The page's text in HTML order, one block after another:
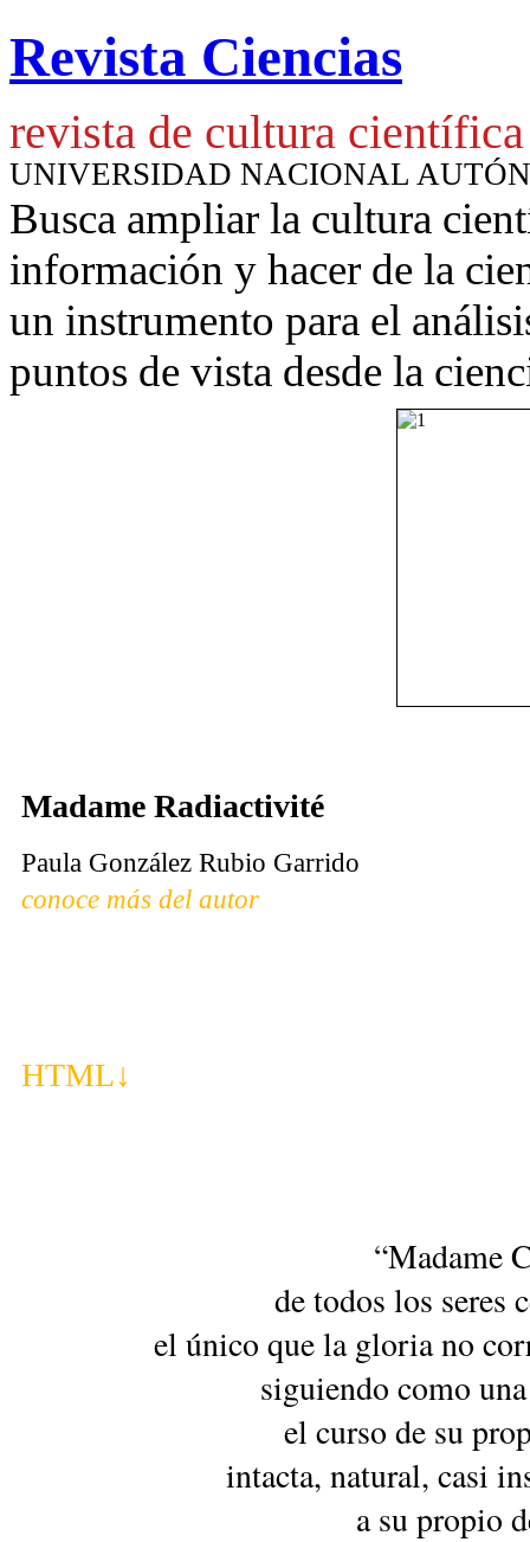
Revista Ciencias
revista de cultura científica
UNIVERSIDAD NACIONAL
Busca ampliar la cultura
información y hacer de la
un instrumento para el
puntos de vista desde la
Ma­da­me Ra­diac­ti­vi­té
Pau­la Gon­zá­lez Ru­bio Ga­rri­do
conoce más del autor
HTML↓
“Madame
de todos los seres
el único que la gloria no
siguiendo como
el curso de su
intacta, natural, casi
a su propio